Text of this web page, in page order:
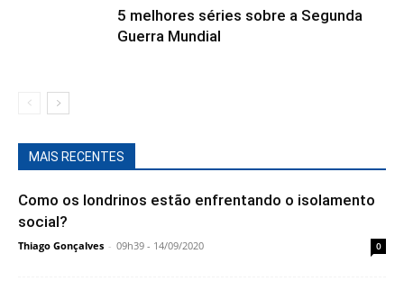
5 melhores séries sobre a Segunda
Guerra Mundial
MAIS RECENTES
Como os londrinos estão enfrentando o isolamento
social?
Thiago Gonçalves - 09h39 - 14/09/2020 0